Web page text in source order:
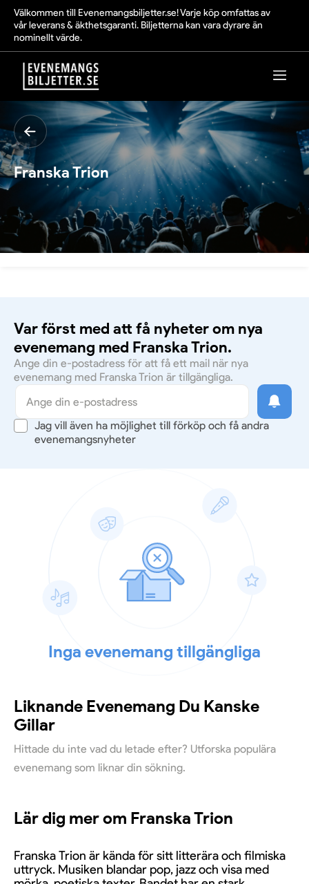
Välkommen till Evenemangsbiljetter.se! Varje köp omfattas av
vår leverans & äkthetsgaranti. Biljetterna kan vara dyrare än
nominellt värde.
Franska Trion
Var först med att få nyheter om nya
evenemang med Franska Trion.
Ange din e-postadress för att få ett mail när nya
evenemang med Franska Trion är tillgängliga.
Jag vill även ha möjlighet till förköp och få andra
evenemangsnyheter
Inga evenemang tillgängliga
Liknande Evenemang Du Kanske
Gillar
Hittade du inte vad du letade efter? Utforska populära
evenemang som liknar din sökning.
Lär dig mer om Franska Trion
Franska Trion är kända för sitt litterära och filmiska
uttryck. Musiken blandar pop, jazz och visa med